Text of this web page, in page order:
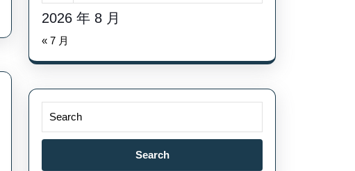
2026 年 8 月
« 7 月
Search